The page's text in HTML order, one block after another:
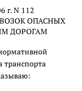
г. N 112
ОПАСНЫХ
ДОРОГАМ
транспорта